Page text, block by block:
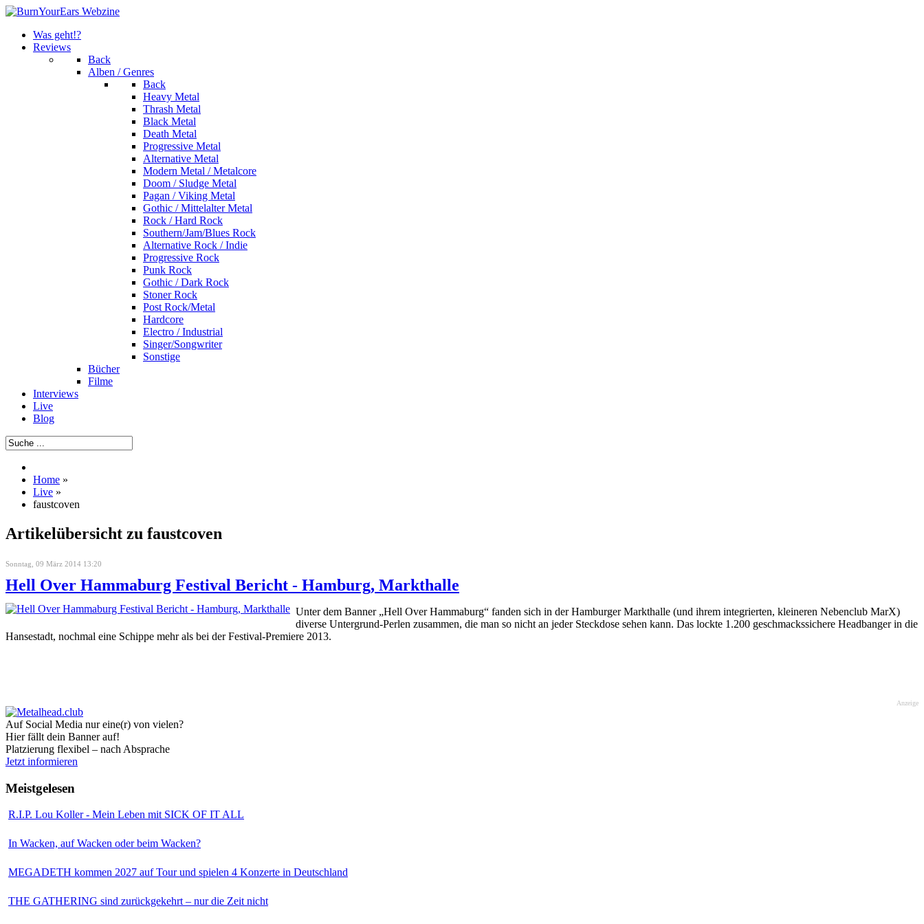
Was geht!?
Reviews
Back
Alben / Genres
Back
Heavy Metal
Thrash Metal
Black Metal
Death Metal
Progressive Metal
Alternative Metal
Modern Metal / Metalcore
Doom / Sludge Metal
Pagan / Viking Metal
Gothic / Mittelalter Metal
Rock / Hard Rock
Southern/Jam/Blues Rock
Alternative Rock / Indie
Progressive Rock
Punk Rock
Gothic / Dark Rock
Stoner Rock
Post Rock/Metal
Hardcore
Electro / Industrial
Singer/Songwriter
Sonstige
Bücher
Filme
Interviews
Live
Blog
Home »
Live »
faustcoven
Artikelübersicht zu faustcoven
Sonntag, 09 März 2014 13:20
Hell Over Hammaburg Festival Bericht - Hamburg, Markthalle
Unter dem Banner „Hell Over Hammaburg“ fanden sich in der Hamburger Markthalle (und ihrem integrierten, kleineren Nebenclub MarX)
diverse Untergrund-Perlen zusammen, die man so nicht an jeder Steckdose sehen kann. Das lockte 1.200 geschmackssichere Headbanger in die
Hansestadt, nochmal eine Schippe mehr als bei der Festival-Premiere 2013.
Anzeige
Auf Social Media nur eine(r) von vielen?
Hier fällt dein Banner auf!
Platzierung flexibel – nach Absprache
Jetzt informieren
Meistgelesen
R.I.P. Lou Koller - Mein Leben mit SICK OF IT ALL
In Wacken, auf Wacken oder beim Wacken?
MEGADETH kommen 2027 auf Tour und spielen 4 Konzerte in Deutschland
THE GATHERING sind zurückgekehrt – nur die Zeit nicht